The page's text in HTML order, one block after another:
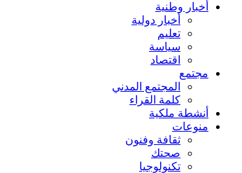
أخبار وطنية
أخبار دولية
تعليم
سياسة
اقتصاد
مجتمع
المجتمع المدني
كلمة القراء
أنشطة ملكية
منوعات
ثقافة وفنون
صحتك
تكنولوجيا